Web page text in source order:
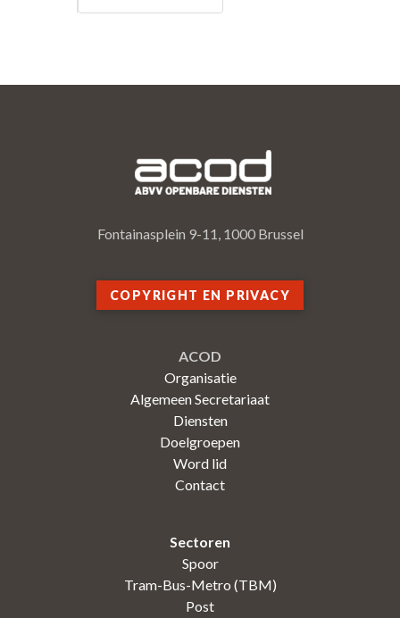
Fontainasplein 9-11, 1000 Brussel
COPYRIGHT EN PRIVACY
ACOD
Organisatie
Algemeen Secretariaat
Diensten
Doelgroepen
Word lid
Contact
Sectoren
Spoor
Tram-Bus-Metro (TBM)
Post